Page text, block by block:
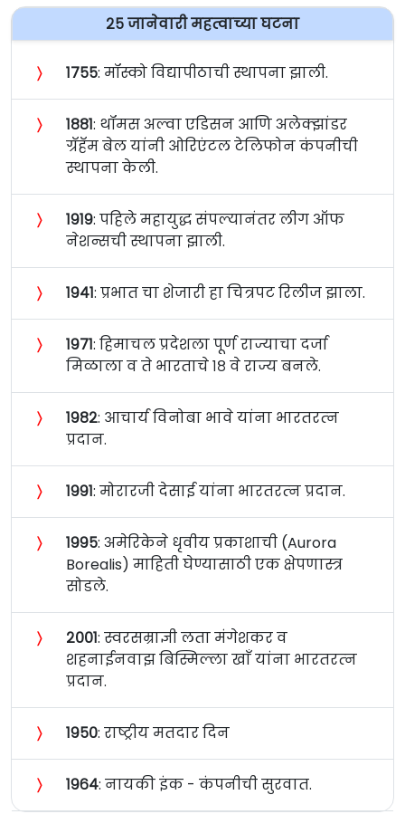
२५ जानेवारी महत्वाच्या घटना
〉 १७५५: मॉस्को विद्यापीठाची स्थापना झाली.
〉 १८८१: थॉमस अल्वा एडिसन आणि अलेक्झांडर
ग्रॅहॅम बेल यांनी ओरिएंटल टेलिफोन कंपनीची
स्थापना केली.
〉 १९१९: पहिले महायुद्ध संपल्यानंतर लीग ऑफ
नेशन्सची स्थापना झाली.
〉 १९४१: प्रभात चा शेजारी हा चित्रपट रिलीज झाला.
〉 १९७१: हिमाचल प्रदेशला पूर्ण राज्याचा दर्जा
मिळाला व ते भारताचे १८ वे राज्य बनले.
〉 १९८२: आचार्य विनोबा भावे यांना भारतरत्‍न
प्रदान.
〉 १९९१: मोरारजी देसाई यांना भारतरत्‍न प्रदान.
〉 १९९५: अमेरिकेने धृवीय प्रकाशाची (Aurora
Borealis) माहिती घेण्यासाठी एक क्षेपणास्त्र
सोडले.
〉 २००१: स्वरसम्राज्ञी लता मंगेशकर व
शहनाईनवाझ बिस्मिल्ला खाँ यांना भारतरत्‍न
प्रदान.
〉 १९५०: राष्ट्रीय मतदार दिन
〉 १९६४: नायकी इंक - कंपनीची सुरवात.